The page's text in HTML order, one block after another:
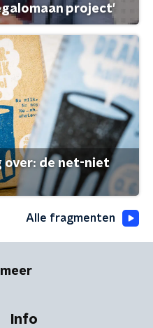
project'
over: de net-niet
Alle fragmenten
Info